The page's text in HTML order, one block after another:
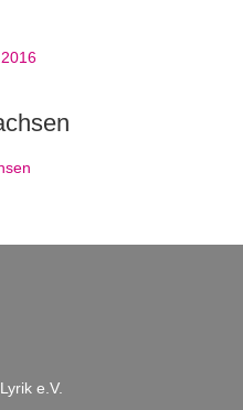
e.V.